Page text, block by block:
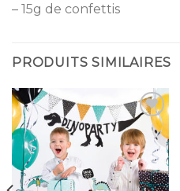
– 15g de confettis
PRODUITS SIMILAIRES
Ajouter
à la
liste
d’envies